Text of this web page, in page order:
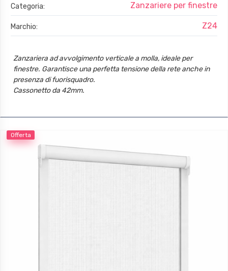
Categoria:
Zanzariere per finestre
Marchio: Z24
Zanzariera ad avvolgimento verticale a molla, ideale per
finestre. Garantisce una perfetta tensione della rete anche in
presenza di fuorisquadro.
Cassonetto da 42mm.
Offerta